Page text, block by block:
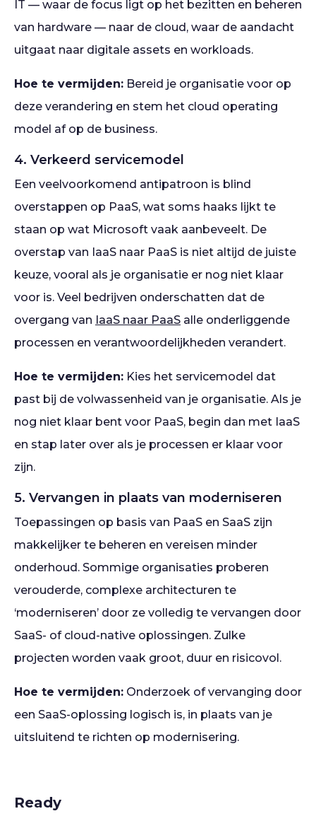
IT — waar de focus ligt op het bezitten en beheren
van hardware — naar de cloud, waar de aandacht
uitgaat naar digitale assets en workloads.
Hoe te vermijden: Bereid je organisatie voor op
deze verandering en stem het cloud operating
model af op de business.
4. Verkeerd servicemodel
Een veelvoorkomend antipatroon is blind
overstappen op PaaS, wat soms haaks lijkt te
staan op wat Microsoft vaak aanbeveelt. De
overstap van IaaS naar PaaS is niet altijd de juiste
keuze, vooral als je organisatie er nog niet klaar
voor is. Veel bedrijven onderschatten dat de
overgang van IaaS naar PaaS alle onderliggende
processen en verantwoordelijkheden verandert.
Hoe te vermijden: Kies het servicemodel dat
past bij de volwassenheid van je organisatie. Als je
nog niet klaar bent voor PaaS, begin dan met IaaS
en stap later over als je processen er klaar voor
zijn.
5. Vervangen in plaats van moderniseren
Toepassingen op basis van PaaS en SaaS zijn
makkelijker te beheren en vereisen minder
onderhoud. Sommige organisaties proberen
verouderde, complexe architecturen te
‘moderniseren’ door ze volledig te vervangen door
SaaS- of cloud-native oplossingen. Zulke
projecten worden vaak groot, duur en risicovol.
Hoe te vermijden: Onderzoek of vervanging door
een SaaS-oplossing logisch is, in plaats van je
uitsluitend te richten op modernisering.
Ready